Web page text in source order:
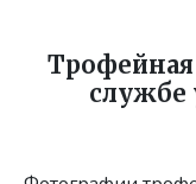
службе